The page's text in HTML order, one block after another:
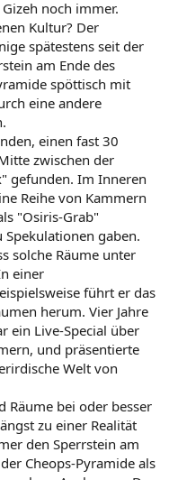
noch immer.
Kultur? Der
spätestens seit der
am Ende des
spöttisch mit
eine andere
einen fast 30
zwischen der
gefunden. Im Inneren
Reihe von Kammern
"Osiris-Grab"
Spekulationen gaben.
solche Räume unter
einer
führt er das
herum. Vier Jahre
ein Live-Special über
und präsentierte
Welt von
Räume bei oder besser
zu einer Realität
den Sperrstein am
Cheops-Pyramide als